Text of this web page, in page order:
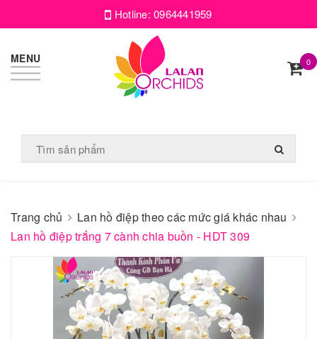
Hotline:0964441959
MENU 0
Trang chủ
Lan hồ điệp theo các mức giá khác nhau
Lan hồ điệp trắng 7 cành chia buồn - HDT 309